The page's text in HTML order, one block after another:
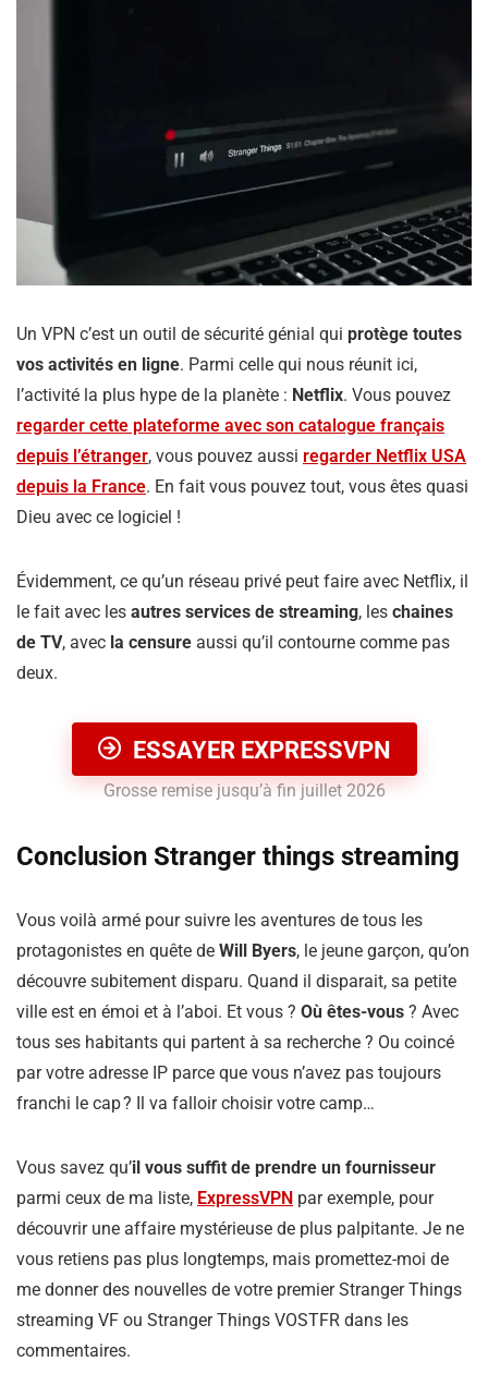
Un VPN c’est un outil de sécurité génial qui protège toutes
vos activités en ligne. Parmi celle qui nous réunit ici,
l’activité la plus hype de la planète : Netflix. Vous pouvez
regarder cette plateforme avec son catalogue français
depuis l’étranger, vous pouvez aussi regarder Netflix USA
depuis la France. En fait vous pouvez tout, vous êtes quasi
Dieu avec ce logiciel !
Évidemment, ce qu’un réseau privé peut faire avec Netflix, il
le fait avec les autres services de streaming, les chaines
de TV, avec la censure aussi qu’il contourne comme pas
deux.
ESSAYER EXPRESSVPN
Grosse remise jusqu’à fin juillet 2026
Conclusion Stranger things streaming
Vous voilà armé pour suivre les aventures de tous les
protagonistes en quête de Will Byers, le jeune garçon, qu’on
découvre subitement disparu. Quand il disparait, sa petite
ville est en émoi et à l’aboi. Et vous ? Où êtes-vous ? Avec
tous ses habitants qui partent à sa recherche ? Ou coincé
par votre adresse IP parce que vous n’avez pas toujours
franchi le cap ? Il va falloir choisir votre camp…
Vous savez qu’il vous suffit de prendre un fournisseur
parmi ceux de ma liste, ExpressVPN par exemple, pour
découvrir une affaire mystérieuse de plus palpitante. Je ne
vous retiens pas plus longtemps, mais promettez-moi de
me donner des nouvelles de votre premier Stranger Things
streaming VF ou Stranger Things VOSTFR dans les
commentaires.